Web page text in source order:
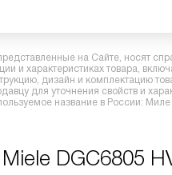
на Сайте, носят
и характеристиках товара,
дизайн и комплектацию
для уточнения свойств и
название в России:
DGC6805